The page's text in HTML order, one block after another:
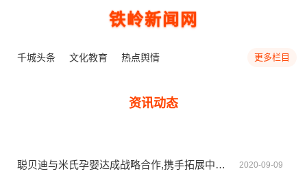
铁岭新闻网
千城头条 文化教育 热点舆情 更多栏目
资讯动态
聪贝迪与米氏孕婴达成战略合作,携手拓展中国儿童奶粉市场 2020-09-09